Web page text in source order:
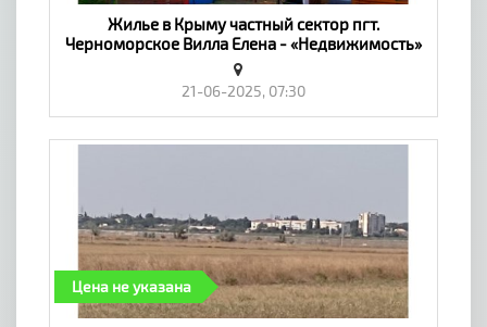
Жилье в Крыму частный сектор пгт.
Черноморское Вилла Елена - «Недвижимость»
21-06-2025, 07:30
Цена не указана